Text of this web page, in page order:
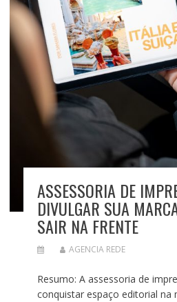
ASSESSORIA DE
DIVULGAR SUA
SAIR NA FRENTE
AGENCIA REDE
Resumo: A assessoria de
conquistar espaço editorial